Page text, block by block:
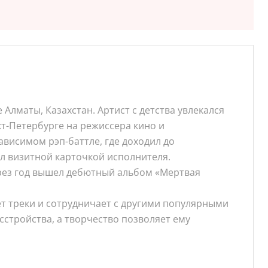
Казахстан. Артист с детства увлекался
Петербурге на режиссера кино и
рэп-баттле, где доходил до
визитной карточкой исполнителя.
год вышел дебютный альбом «Мертвая
треки и сотрудничает с другими популярными
а творчество позволяет ему